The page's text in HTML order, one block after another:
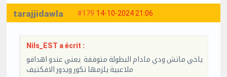
#179 14-10-2024 21:06
tarajjidawla
Nils_EST a écrit :
ياخي ماتش ودي مادام البطولة متوقفة يعني عندو اهدافو
ملاعبية يلزمها تكور ويدور الافكتيف